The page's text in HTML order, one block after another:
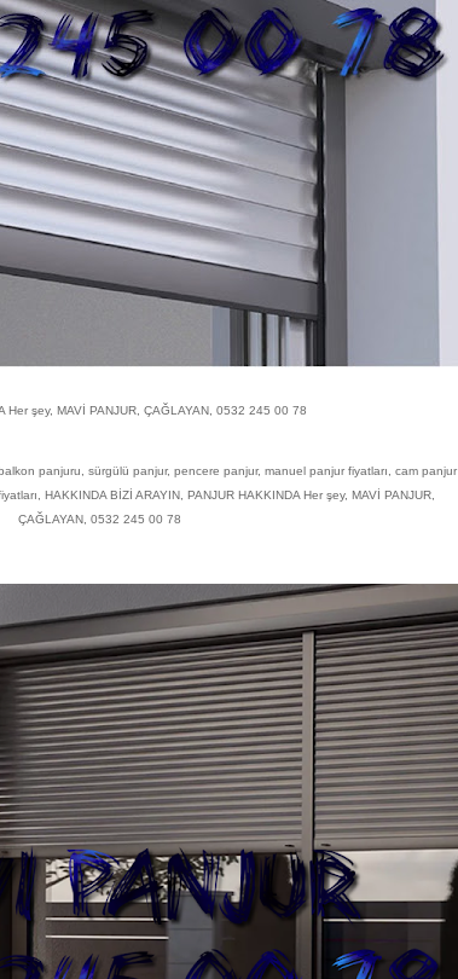
Her şey, MAVİ PANJUR, ÇAĞLAYAN, 0532 245 00 78
panjuru, sürgülü panjur, pencere panjur, manuel panjur fiyatları, cam panjur
HAKKINDA BİZİ ARAYIN, PANJUR HAKKINDA Her şey, MAVİ PANJUR,
ÇAĞLAYAN, 0532 245 00 78